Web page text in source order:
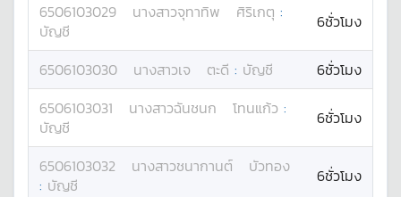
6506103029 นางสาวจุทาทิพ ศิริเกตุ :
บัญชี
6ชั่วโมง
6506103030 นางสาวเจ ตะดี : บัญชี
6ชั่วโมง
6506103031
นางสาวฉันชนก โทนแก้ว :
บัญชี
6ชั่วโมง
6506103032 นางสาวชนากานต์
บัวทอง
: บัญชี 6ชั่วโมง